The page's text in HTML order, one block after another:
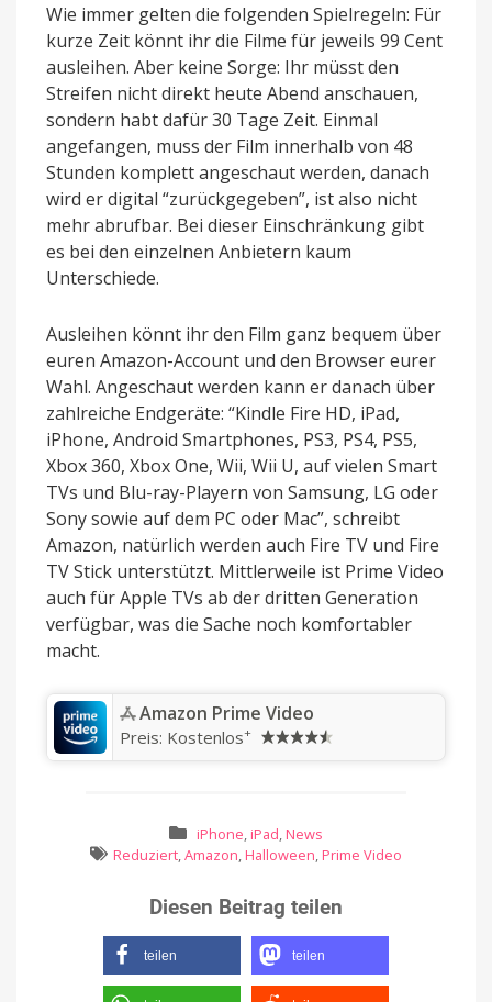
Wie immer gelten die folgenden Spielregeln: Für
kurze Zeit könnt ihr die Filme für jeweils 99 Cent
ausleihen. Aber keine Sorge: Ihr müsst den
Streifen nicht direkt heute Abend anschauen,
sondern habt dafür 30 Tage Zeit. Einmal
angefangen, muss der Film innerhalb von 48
Stunden komplett angeschaut werden, danach
wird er digital “zurückgegeben”, ist also nicht
mehr abrufbar. Bei dieser Einschränkung gibt
es bei den einzelnen Anbietern kaum
Unterschiede.
Ausleihen könnt ihr den Film ganz bequem über
euren Amazon-Account und den Browser eurer
Wahl. Angeschaut werden kann er danach über
zahlreiche Endgeräte: “Kindle Fire HD, iPad,
iPhone, Android Smartphones, PS3, PS4, PS5,
Xbox 360, Xbox One, Wii, Wii U, auf vielen Smart
TVs und Blu-ray-Playern von Samsung, LG oder
Sony sowie auf dem PC oder Mac”, schreibt
Amazon, natürlich werden auch Fire TV und Fire
TV Stick unterstützt. Mittlerweile ist Prime Video
auch für Apple TVs ab der dritten Generation
verfügbar, was die Sache noch komfortabler
macht.
‎Amazon Prime Video
Preis: Kostenlos+
iPhone, iPad, News
Reduziert,Amazon, Halloween, Prime Video
Diesen Beitrag teilen
teilen teilen